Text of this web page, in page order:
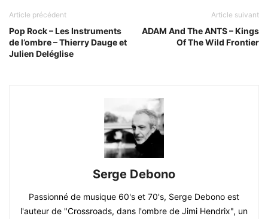
Article précédent
Pop Rock – Les Instruments
de l’ombre – Thierry Dauge et
Julien Deléglise
Article suivant
ADAM And The ANTS – Kings
Of The Wild Frontier
Serge Debono
Passionné de musique 60's et 70's, Serge Debono est
l'auteur de "Crossroads, dans l'ombre de Jimi Hendrix", un